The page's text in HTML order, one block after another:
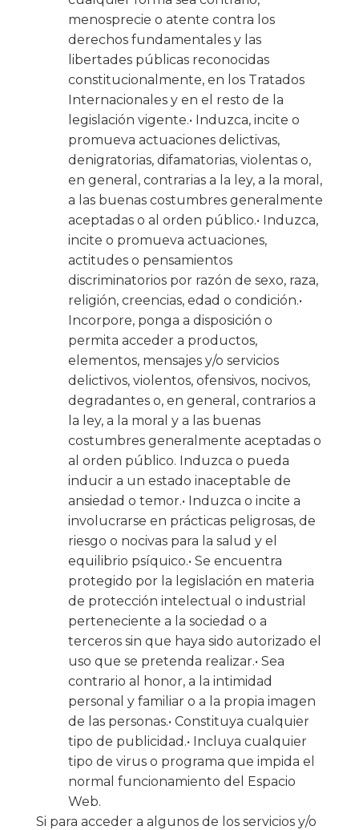
menosprecie o atente contra los
derechos fundamentales y las
libertades públicas reconocidas
constitucionalmente, en los Tratados
Internacionales y en el resto de la
legislación vigente.• Induzca, incite o
promueva actuaciones delictivas,
denigratorias, difamatorias, violentas o,
en general, contrarias a la ley, a la moral,
a las buenas costumbres generalmente
aceptadas o al orden público.• Induzca,
incite o promueva actuaciones,
actitudes o pensamientos
discriminatorios por razón de sexo, raza,
religión, creencias, edad o condición.•
Incorpore, ponga a disposición o
permita acceder a productos,
elementos, mensajes y/o servicios
delictivos, violentos, ofensivos, nocivos,
degradantes o, en general, contrarios a
la ley, a la moral y a las buenas
costumbres generalmente aceptadas o
al orden público. Induzca o pueda
inducir a un estado inaceptable de
ansiedad o temor.• Induzca o incite a
involucrarse en prácticas peligrosas, de
riesgo o nocivas para la salud y el
equilibrio psíquico.• Se encuentra
protegido por la legislación en materia
de protección intelectual o industrial
perteneciente a la sociedad o a
terceros sin que haya sido autorizado el
uso que se pretenda realizar.• Sea
contrario al honor, a la intimidad
personal y familiar o a la propia imagen
de las personas.• Constituya cualquier
tipo de publicidad.• Incluya cualquier
tipo de virus o programa que impida el
normal funcionamiento del Espacio
Web.
Si para acceder a algunos de los servicios y/o